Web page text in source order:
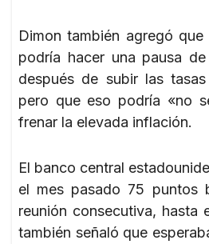
Dimon también agregó que
podría hacer una pausa
después de subir las
pero que eso podría «no
frenar la elevada inflación.
El banco central
el mes pasado 75 puntos
reunión consecutiva, hasta
también señaló que